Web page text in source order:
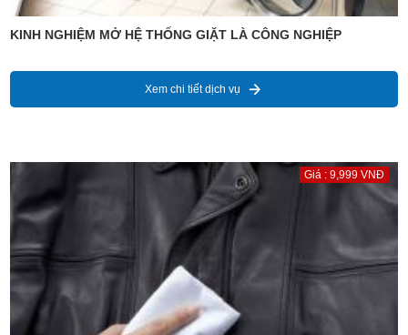
KINH NGHIỆM MỞ HỆ THỐNG GIẶT LÀ CÔNG NGHIỆP
Xem chi tiết dịch vụ
Giá : 9,999 VNĐ